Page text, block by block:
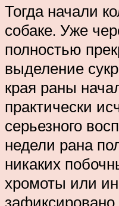
Тогда начали
собаке. Уже
полностью
выделение
края раны
практически
серьезного
недели рана
никаких
хромоты или